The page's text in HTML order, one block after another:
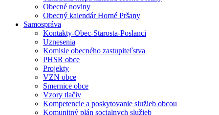
Obecné noviny
Obecný kalendár Horné Pršany
Samospráva
Kontakty-Obec-Starosta-Poslanci
Uznesenia
Komisie obecného zastupiteľstva
PHSR obce
Projekty
VZN obce
Smernice obce
Vzory tlačiv
Kompetencie a poskytovanie služieb obcou
Komunitný plán socialnych služieb